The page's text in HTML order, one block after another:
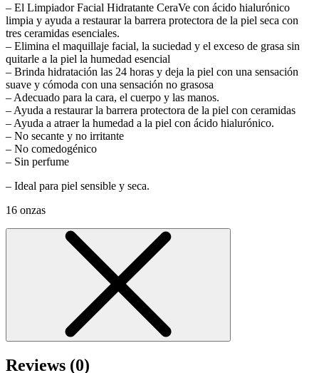
– El Limpiador Facial Hidratante CeraVe con ácido hialurónico
limpia y ayuda a restaurar la barrera protectora de la piel seca con
tres ceramidas esenciales.
– Elimina el maquillaje facial, la suciedad y el exceso de grasa sin
quitarle a la piel la humedad esencial
– Brinda hidratación las 24 horas y deja la piel con una sensación
suave y cómoda con una sensación no grasosa
– Adecuado para la cara, el cuerpo y las manos.
– Ayuda a restaurar la barrera protectora de la piel con ceramidas
– Ayuda a atraer la humedad a la piel con ácido hialurónico.
– No secante y no irritante
– No comedogénico
– Sin perfume
– Ideal para piel sensible y seca.
16 onzas
Reviews (0)